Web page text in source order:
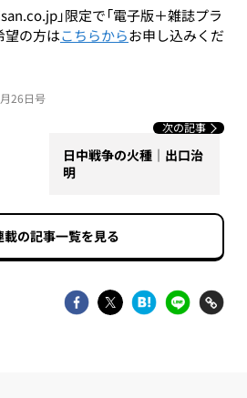
」限定で「電子版＋雑誌プラ
望の方はこちらからお申し込みくだ
26日号
次の記事
日中戦争の火種｜出口治
明
載の記事一覧を見る